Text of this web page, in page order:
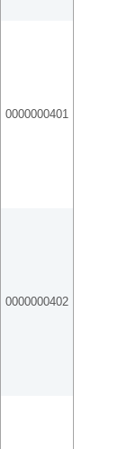
0000000401
0000000402